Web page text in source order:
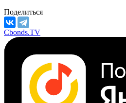
Поделиться
Cbonds.TV